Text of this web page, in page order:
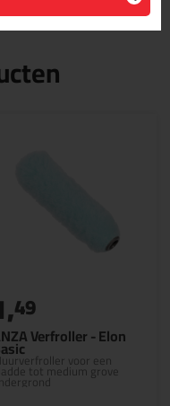
Verfroller - Elon
voor een
tot medium grove
49